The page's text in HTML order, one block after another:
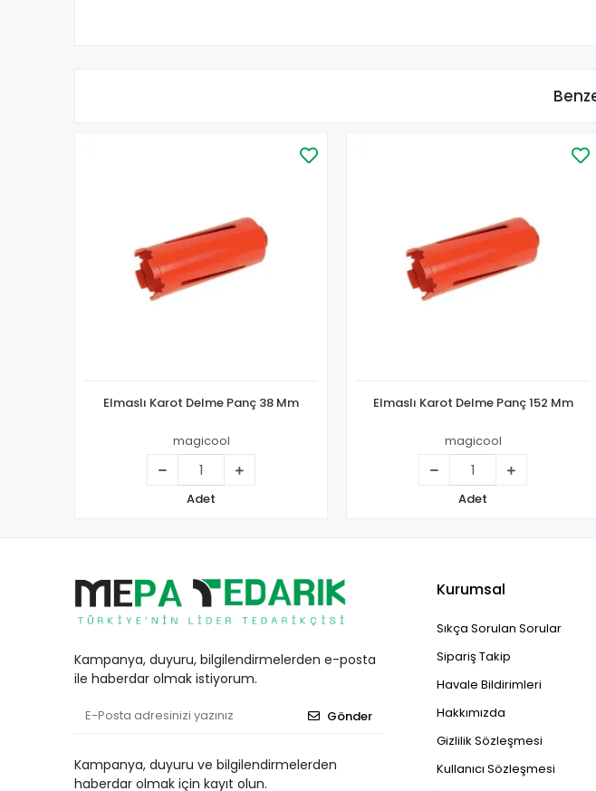
Elmaslı Karot Delme Panç 38 Mm
magicool
Adet
Elmaslı Karot Delme Panç 152 Mm
magicool
Adet
Kampanya, duyuru, bilgilendirmelerden e-posta
ile haberdar olmak istiyorum.
Gönder
Kampanya, duyuru ve bilgilendirmelerden
haberdar olmak için kayıt olun.
Kurumsal
Sıkça Sorulan Sorular
Sipariş Takip
Havale Bildirimleri
Hakkımızda
Gizlilik Sözleşmesi
Kullanıcı Sözleşmesi